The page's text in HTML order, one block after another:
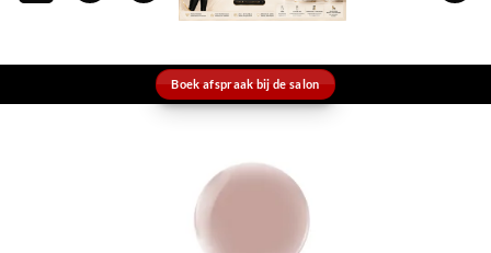
Boek afspraak bij de salon